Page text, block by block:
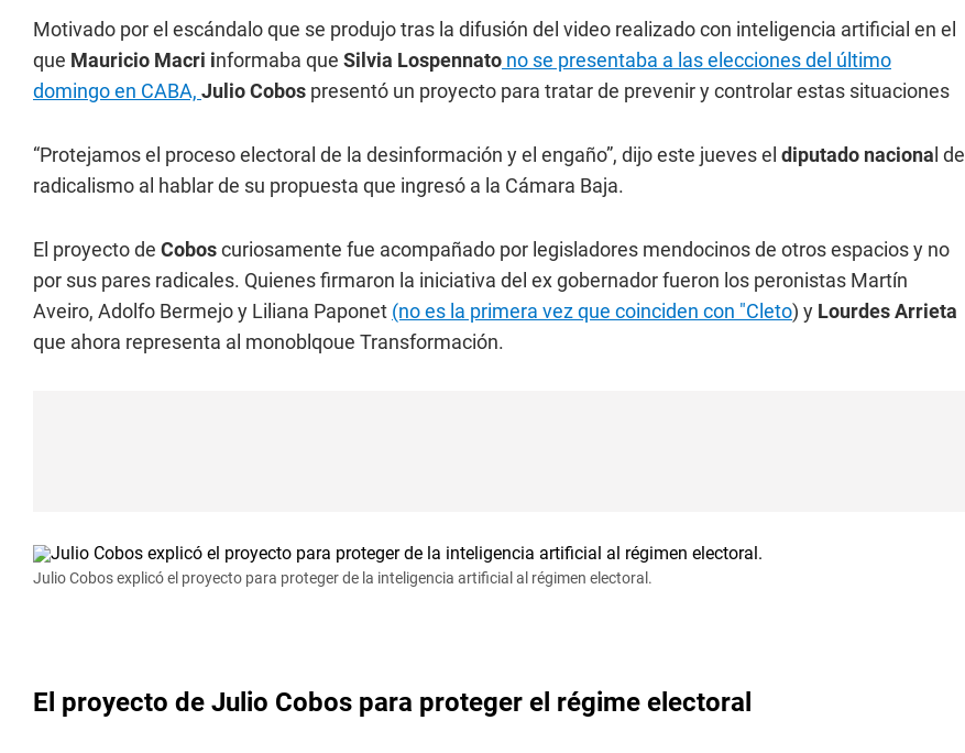
Motivado por el escándalo que se produjo tras la difusión del video realizado con inteligencia artificial en el
que Mauricio Macri informaba que Silvia Lospennato no se presentaba a las elecciones del último
domingo en CABA, Julio Cobos presentó un proyecto para tratar de prevenir y controlar estas situaciones
“Protejamos el proceso electoral de la desinformación y el engaño”, dijo este jueves el diputado naciona l del
radicalismo al hablar de su propuesta que ingresó a la Cámara Baja.
El proyecto de Coboscuriosamente fue acompañado por legisladores mendocinos de otros espacios y no
por sus pares radicales. Quienes firmaron la iniciativa del ex gobernador fueron los peronistas Martín
Aveiro, Adolfo Bermejo y Liliana Paponet (no es la primera vez que coinciden con "Cleto) y Lourdes Arrieta
que ahora representa al monoblqoue Transformación.
Julio Cobos explicó el proyecto para proteger de la inteligencia artificial al régimen electoral.
El proyecto de Julio Cobos para proteger el régime electoral